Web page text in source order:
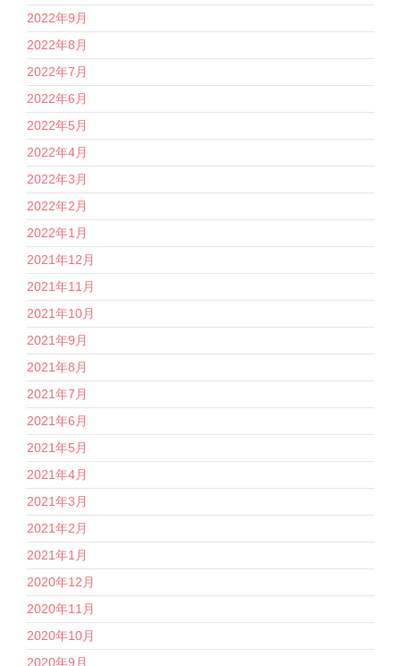
2022年9月
2022年8月
2022年7月
2022年6月
2022年5月
2022年4月
2022年3月
2022年2月
2022年1月
2021年12月
2021年11月
2021年10月
2021年9月
2021年8月
2021年7月
2021年6月
2021年5月
2021年4月
2021年3月
2021年2月
2021年1月
2020年12月
2020年11月
2020年10月
2020年9月